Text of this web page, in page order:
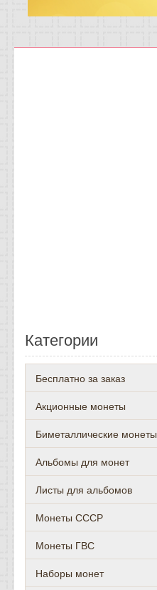
Категории
Бесплатно за заказ
Акционные монеты
Биметаллические монеты
Альбомы для монет
Листы для альбомов
Монеты СССР
Монеты ГВС
Наборы монет